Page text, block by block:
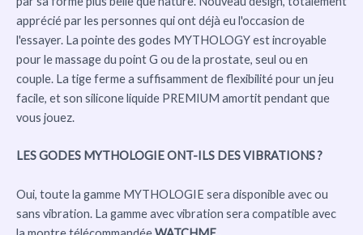
apprécié par les personnes qui ont déjà eu l'occasion de
l'essayer. La pointe des godes MYTHOLOGY est incroyable
pour le massage du point G ou de la prostate, seul ou en
couple. La tige ferme a suffisamment de flexibilité pour un jeu
facile, et son silicone liquide PREMIUM amortit pendant que
vous jouez.
LES GODES MYTHOLOGIE ONT-ILS DES VIBRATIONS ?
Oui, toute la gamme MYTHOLOGIE sera disponible avec ou
sans vibration. La gamme avec vibration sera compatible avec